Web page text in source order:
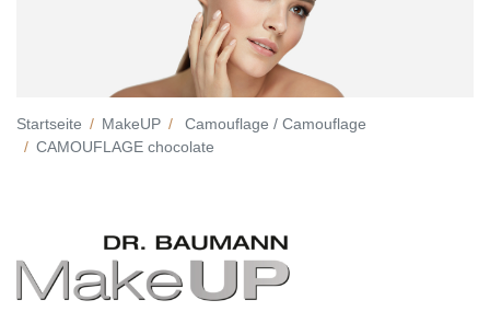
Startseite MakeUP
Camouflage / Camouflage
CAMOUFLAGE chocolate